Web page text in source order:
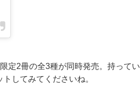
定2冊の全3種が同時発売。持ってい
してみてくださいね。